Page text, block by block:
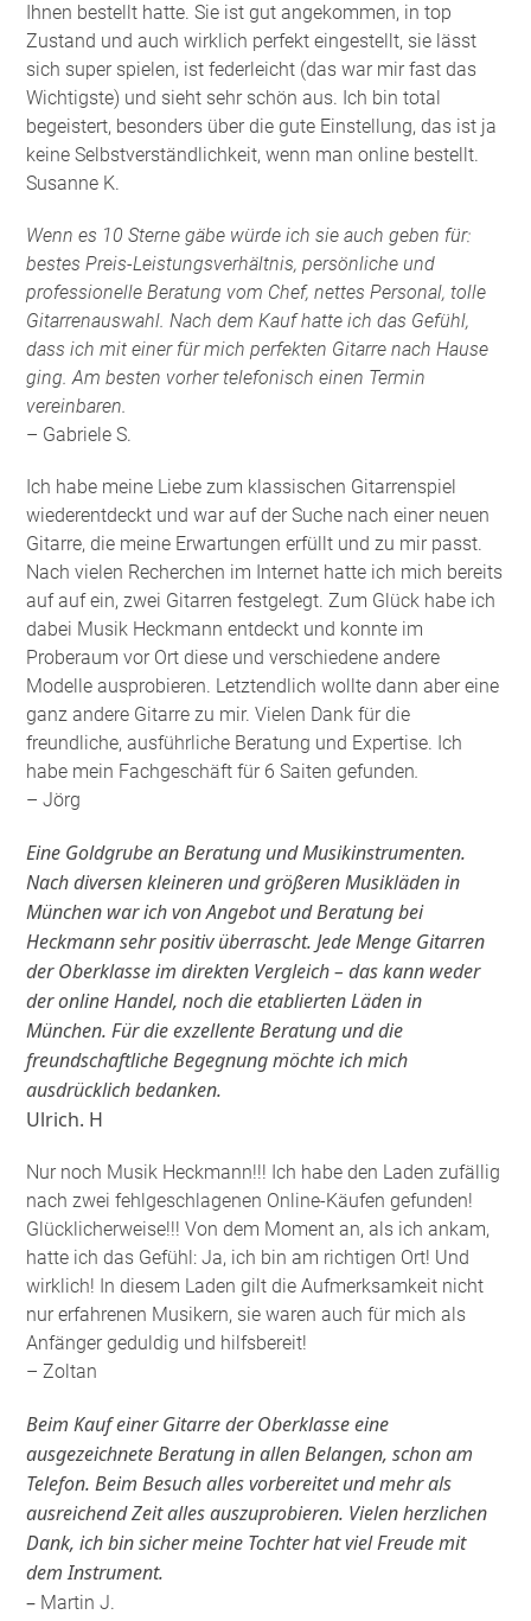
Ihnen bestellt hatte. Sie ist gut angekommen, in top
Zustand und auch wirklich perfekt eingestellt, sie lässt
sich super spielen, ist federleicht (das war mir fast das
Wichtigste) und sieht sehr schön aus. Ich bin total
begeistert, besonders über die gute Einstellung, das ist ja
keine Selbstverständlichkeit, wenn man online bestellt.
Susanne K.
Wenn es 10 Sterne gäbe würde ich sie auch geben für:
bestes Preis-Leistungsverhältnis, persönliche und
professionelle Beratung vom Chef, nettes Personal, tolle
Gitarrenauswahl. Nach dem Kauf hatte ich das Gefühl,
dass ich mit einer für mich perfekten Gitarre nach Hause
ging. Am besten vorher telefonisch einen Termin
vereinbaren.
– Gabriele S.
Ich habe meine Liebe zum klassischen Gitarrenspiel
wiederentdeckt und war auf der Suche nach einer neuen
Gitarre, die meine Erwartungen erfüllt und zu mir passt.
Nach vielen Recherchen im Internet hatte ich mich bereits
auf auf ein, zwei Gitarren festgelegt. Zum Glück habe ich
dabei Musik Heckmann entdeckt und konnte im
Proberaum vor Ort diese und verschiedene andere
Modelle ausprobieren. Letztendlich wollte dann aber eine
ganz andere Gitarre zu mir. Vielen Dank für die
freundliche, ausführliche Beratung und Expertise. Ich
habe mein Fachgeschäft für 6 Saiten gefunden.
– Jörg
Eine Goldgrube an Beratung und Musikinstrumenten.
Nach diversen kleineren und größeren Musikläden in
München war ich von Angebot und Beratung bei
Heckmann sehr positiv überrascht. Jede Menge Gitarren
der Oberklasse im direkten Vergleich – das kann weder
der online Handel, noch die etablierten Läden in
München. Für die exzellente Beratung und die
freundschaftliche Begegnung möchte ich mich
ausdrücklich bedanken.
Ulrich. H
Nur noch Musik Heckmann!!! Ich habe den Laden zufällig
nach zwei fehlgeschlagenen Online-Käufen gefunden!
Glücklicherweise!!! Von dem Moment an, als ich ankam,
hatte ich das Gefühl: Ja, ich bin am richtigen Ort! Und
wirklich! In diesem Laden gilt die Aufmerksamkeit nicht
nur erfahrenen Musikern, sie waren auch für mich als
Anfänger geduldig und hilfsbereit!
– Zoltan
Beim Kauf einer Gitarre der Oberklasse eine
ausgezeichnete Beratung in allen Belangen, schon am
Telefon. Beim Besuch alles vorbereitet und mehr als
ausreichend Zeit alles auszuprobieren. Vielen herzlichen
Dank, ich bin sicher meine Tochter hat viel Freude mit
dem Instrument.
– Martin J.